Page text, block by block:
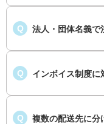
Q 法人・団体名義で
Q インボイス制度に
Q 複数の配送先に分